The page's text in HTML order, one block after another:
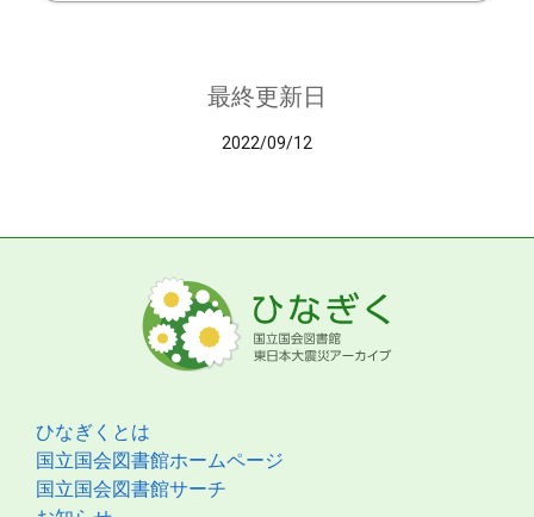
最終更新日
2022/09/12
ひなぎくとは
国立国会図書館ホームページ
国立国会図書館サーチ